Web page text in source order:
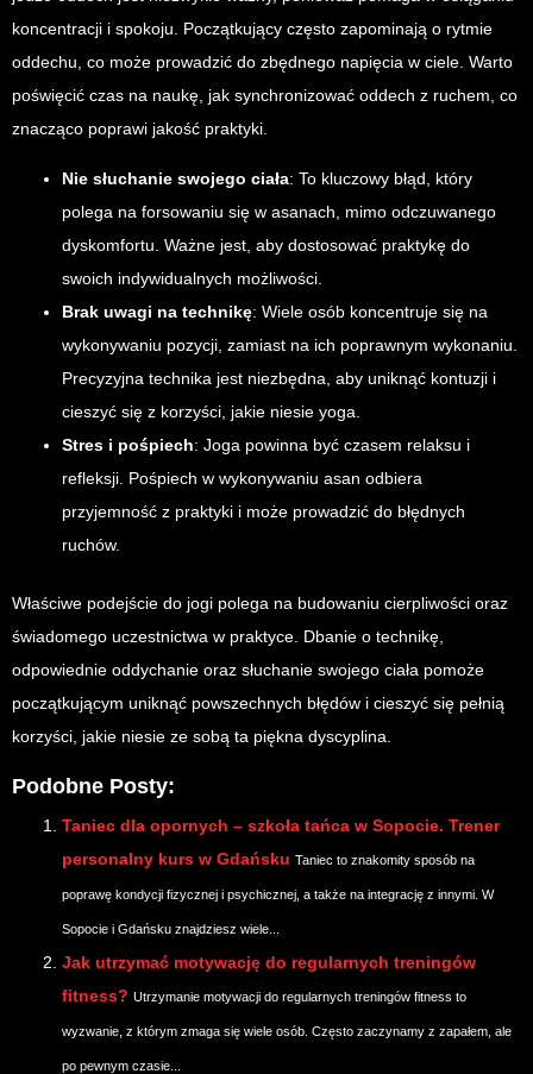
koncentracji i spokoju. Początkujący często zapominają o rytmie
oddechu, co może prowadzić do zbędnego napięcia w ciele. Warto
poświęcić czas na naukę, jak synchronizować oddech z ruchem, co
znacząco poprawi jakość praktyki.
Nie słuchanie swojego ciała: To kluczowy błąd, który
polega na forsowaniu się w asanach, mimo odczuwanego
dyskomfortu. Ważne jest, aby dostosować praktykę do
swoich indywidualnych możliwości.
Brak uwagi na technikę: Wiele osób koncentruje się na
wykonywaniu pozycji, zamiast na ich poprawnym wykonaniu.
Precyzyjna technika jest niezbędna, aby uniknąć kontuzji i
cieszyć się z korzyści, jakie niesie yoga.
Stres i pośpiech: Joga powinna być czasem relaksu i
refleksji. Pośpiech w wykonywaniu asan odbiera
przyjemność z praktyki i może prowadzić do błędnych
ruchów.
Właściwe podejście do jogi polega na budowaniu cierpliwości oraz
świadomego uczestnictwa w praktyce. Dbanie o technikę,
odpowiednie oddychanie oraz słuchanie swojego ciała pomoże
początkującym uniknąć powszechnych błędów i cieszyć się pełnią
korzyści, jakie niesie ze sobą ta piękna dyscyplina.
Podobne Posty:
Taniec dla opornych – szkoła tańca w Sopocie. Trener
personalny kurs w Gdańsku Taniec to znakomity sposób na
poprawę kondycji fizycznej i psychicznej, a także na integrację z innymi. W
Sopocie i Gdańsku znajdziesz wiele...
Jak utrzymać motywację do regularnych treningów
fitness? Utrzymanie motywacji do regularnych treningów fitness to
wyzwanie, z którym zmaga się wiele osób. Często zaczynamy z zapałem, ale
po pewnym czasie...